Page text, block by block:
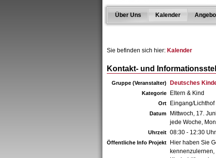
Über Uns Kalender
Sie befinden sich hier: Kalender
Kontakt- und
Gruppe (Veranstalter) Deutsches
Kategorie Eltern & Kind
Ort Eingang/Lichthof
Datum
Mittwoch, 17.
jede Woche,
Uhrzeit 08:30 - 12:30 Uhr
Öffentliche Info Projekt
Hier haben Sie